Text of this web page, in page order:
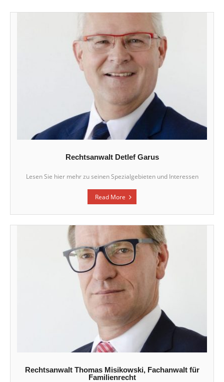
Rechtsanwalt Detlef Garus
Lesen Sie hier mehr zu seinen Spezialgebieten und Interessen
Read More
Rechtsanwalt Thomas Misikowski, Fachanwalt für
Familienrecht